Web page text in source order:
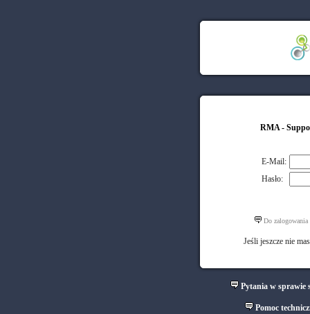
RMA -
E-Mail:
Hasło:
Do zalogowania
Jeśli jeszcze nie
Pytania w sprawie
Pomoc